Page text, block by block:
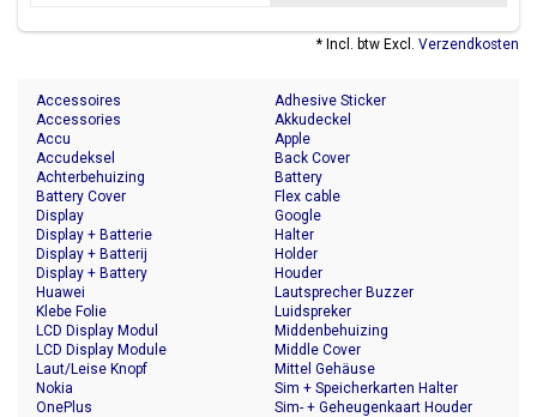
* Incl. btw Excl. Verzendkosten
Accessoires
Accessories
Accu
Accudeksel
Achterbehuizing
Adhesive Sticker
Akkudeckel
Apple
Back Cover
Battery
Battery Cover
Display
Display + Batterie
Display + Batterij
Display + Battery
Flex cable
Google
Halter
Holder
Houder
Huawei
Klebe Folie
LCD Display Modul
LCD Display Module
Laut/Leise Knopf
Lautsprecher Buzzer
Luidspreker
Middenbehuizing
Middle Cover
Mittel Gehäuse
Nokia
OnePlus
Sim + Speicherkarten Halter
Sim- + Geheugenkaart Houder